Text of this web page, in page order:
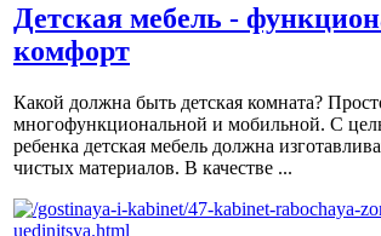
Детская мебель -
комфорт
Какой должна быть детская комната?
многофункциональной и мобильной. С
ребенка детская мебель должна
чистых материалов. В качестве ...